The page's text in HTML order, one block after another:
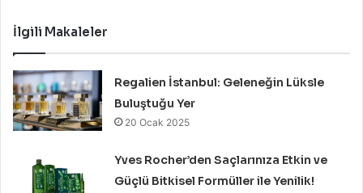
İlgili Makaleler
Regalien İstanbul: Geleneğin Lüksle
Buluştuğu Yer
20 Ocak 2025
Yves Rocher’den Saçlarınıza Etkin ve
Güçlü Bitkisel Formüller ile Yenilik!